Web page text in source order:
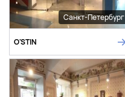
Санкт-Петербург
O'STIN